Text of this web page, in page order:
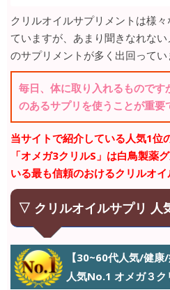
クリルオイルサプリメントは様
ていますが、あまり聞きなれな
のサプリメントが多く出回ってい
毎日、体に取り入れるものです
のあるサプリを使うことが重要
当サイトで紹介している人気1位
「オメガ3クリルS」は白鳥製薬
いる最も信頼のおけるクリルオイ
▽ クリルオイルサプリ 人
【30~60代人気/健康/
人気No.1 オメガ３ク